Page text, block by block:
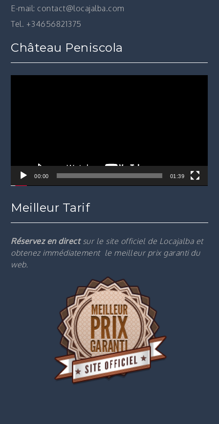
E-mail: contact@locajalba.com
Tel. +34656821375
Château Peniscola
00:00 01:39
Meilleur Tarif
Réservez en directsur le site officiel de Locajalba et
obtenez immédiatement le meilleur prix garanti du
web.